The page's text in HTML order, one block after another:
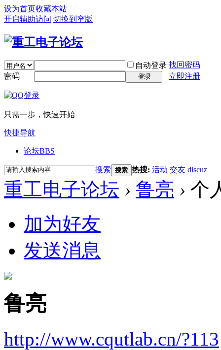
设为首页收藏本站
开启辅助访问 切换到窄版
自动登录 找回密码
密码
登录 立即注册
只需一步，快速开始
快捷导航
论坛BBS
搜索 搜索 热搜: 活动 交友 discuz
重工电子论坛 › 鲁亮 › 个
加为好友
发送消息
鲁亮
http://www.cqutlab.cn/?113